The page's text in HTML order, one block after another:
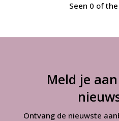
Seen 0 of
Meld je
Ontvang de nieuwste